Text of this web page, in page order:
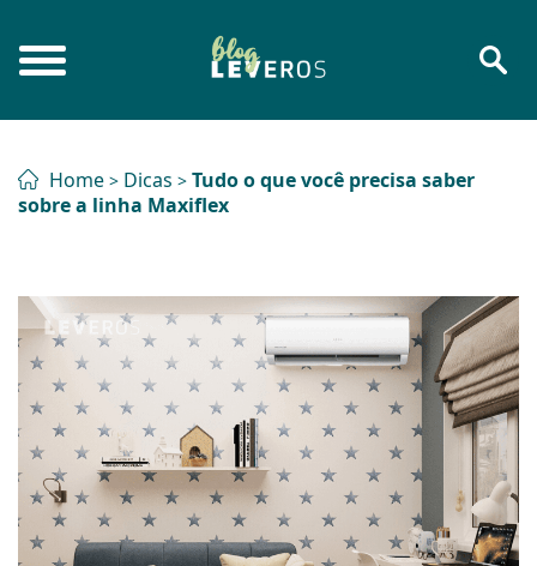
Home > Dicas > Tudo o que você precisa saber
sobre a linha Maxiflex